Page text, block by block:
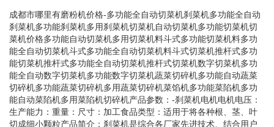
成都市哪里有磨粉机价格-多功能全自动切菜机刹菜机多功能全自动
刹菜机多功能刹菜机多用刹菜机切菜机自动切菜机多功能切菜机切
菜机价格多功能自动切菜机多用切菜机料斗式多功能切菜机料多功
能全自动切菜机斗式多功能全自动切菜机料斗式切菜机推杆式多功
能切菜机推杆式多功能全自动切菜机推杆式切菜机数字切菜机多功
能全自动数字切菜机多功能数字切菜机蔬菜切碎机多功能自动蔬菜
切碎机多功能蔬菜切碎机多用蔬菜切碎机菜馅机多功能菜陷机多功
能自动菜陷机多用菜陷机切碎机产品参数：-刹菜机电机电机电压：
生产能力：重量：尺寸：加工食品类型：适用于将各种根、茎、叶
切成细小颗粒产品简介：刹菜机是综合各厂家先进技术、结合用户